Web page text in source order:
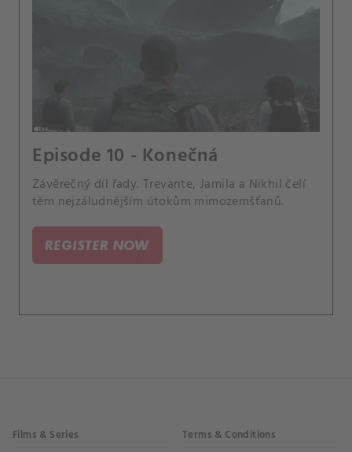
Episode 10 - Konečná
Závěrečný díl řady. Trevante, Jamila a Nikhil čelí
těm nejzáludnějším útokům mimozemšťanů.
REGISTER NOW
Films & Series Terms & Conditions